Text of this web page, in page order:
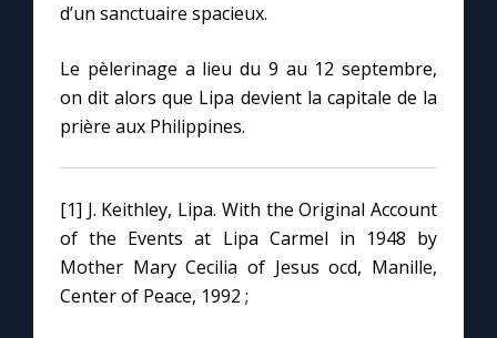
d’un sanctuaire spacieux.
Le pèlerinage a lieu du 9 au 12 septembre,
on dit alors que Lipa devient la capitale de la
prière aux Philippines.
[1] J. Keithley, Lipa. With the Original Account
of the Events at Lipa Carmel in 1948 by
Mother Mary Cecilia of Jesus ocd, Manille,
Center of Peace, 1992 ;